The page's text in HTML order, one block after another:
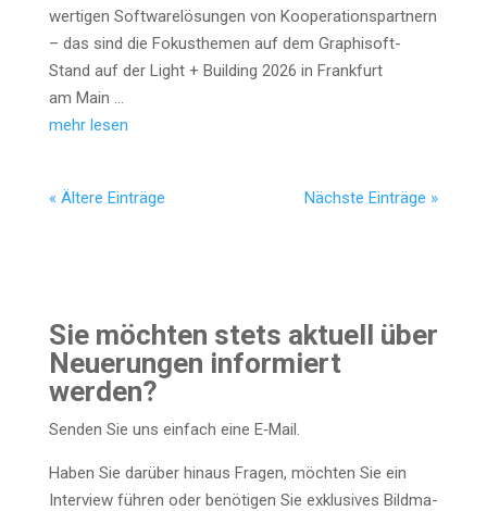
wer­ti­gen Soft­ware­lö­sun­gen von Koope­ra­ti­ons­part­nern
– das sind die Fokus­the­men auf dem Gra­­ph­i­s­oft-
Stand auf der Light + Buil­ding 2026 in Frank­furt
am Main …
mehr lesen
« Älte­re Einträge Nächs­te Einträge »
Sie möch­ten stets aktu­ell über
Neue­run­gen infor­miert
werden?
Sen­den Sie uns ein­fach eine E‑Mail.
Haben Sie dar­über hin­aus Fra­gen, möch­ten Sie ein
Inter­view füh­ren oder benö­ti­gen Sie exklu­si­ves Bild­ma­